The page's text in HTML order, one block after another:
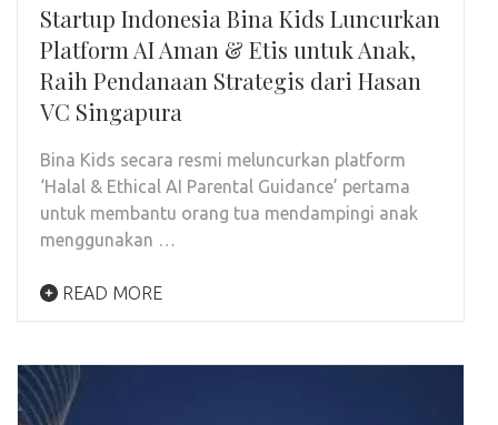
Startup Indonesia Bina Kids Luncurkan
Platform AI Aman & Etis untuk Anak,
Raih Pendanaan Strategis dari Hasan
VC Singapura
Bina Kids secara resmi meluncurkan platform
‘Halal & Ethical AI Parental Guidance’ pertama
untuk membantu orang tua mendampingi anak
menggunakan …
READ MORE